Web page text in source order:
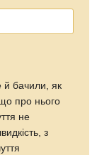
й бачили, як
про нього
не
з